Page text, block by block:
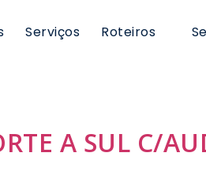
Serviços Roteiros
A SUL C/